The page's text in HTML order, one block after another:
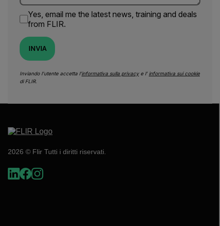
Yes, email me the latest news, training and deals
from FLIR.
INVIA
Inviando l’utente accetta l’informativa sulla privacye l’ informativa sui cookie
di FLIR.
2026 © Flir Tutti i diritti riservati.